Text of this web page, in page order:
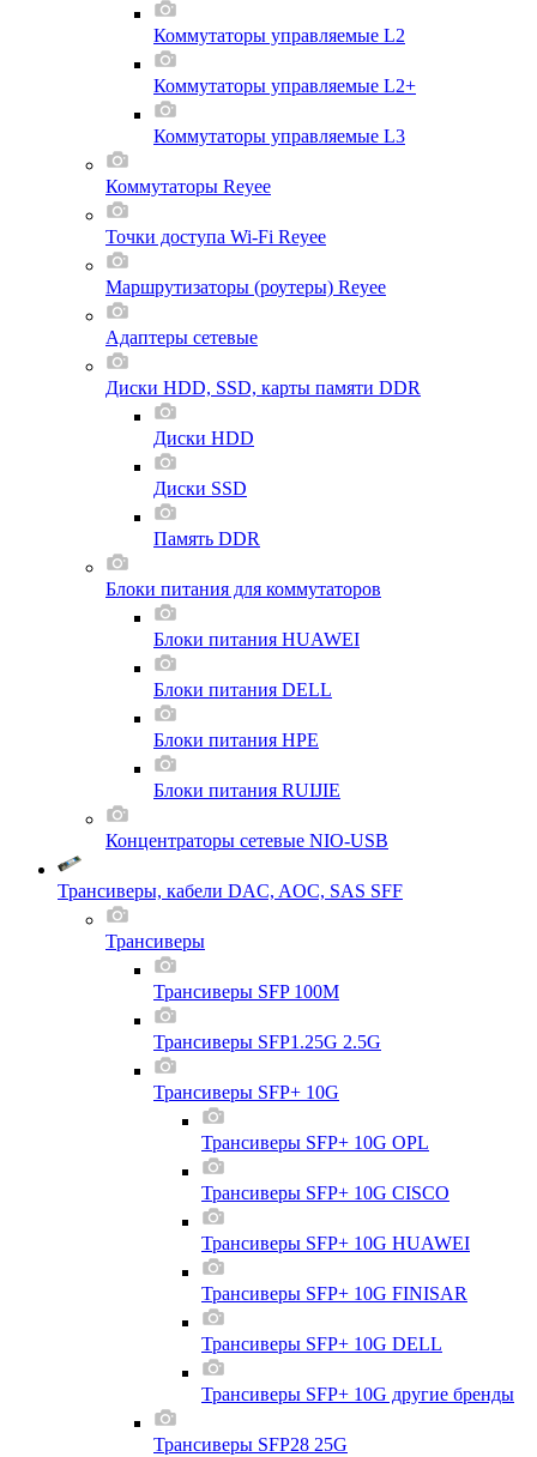
Коммутаторы управляемые L2
Коммутаторы управляемые L2+
Коммутаторы управляемые L3
Коммутаторы Reyee
Точки доступа Wi-Fi Reyee
Маршрутизаторы (роутеры) Reyee
Адаптеры сетевые
Диски HDD, SSD, карты памяти DDR
Диски HDD
Диски SSD
Память DDR
Блоки питания для коммутаторов
Блоки питания HUAWEI
Блоки питания DELL
Блоки питания HPE
Блоки питания RUIJIE
Концентраторы сетевые NIO-USB
Трансиверы, кабели DAC, AOC, SAS SFF
Трансиверы
Трансиверы SFP 100M
Трансиверы SFP1.25G 2.5G
Трансиверы SFP+ 10G
Трансиверы SFP+ 10G OPL
Трансиверы SFP+ 10G CISCO
Трансиверы SFP+ 10G HUAWEI
Трансиверы SFP+ 10G FINISAR
Трансиверы SFP+ 10G DELL
Трансиверы SFP+ 10G другие бренды
Трансиверы SFP28 25G